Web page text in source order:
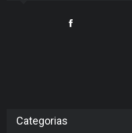
Categorias